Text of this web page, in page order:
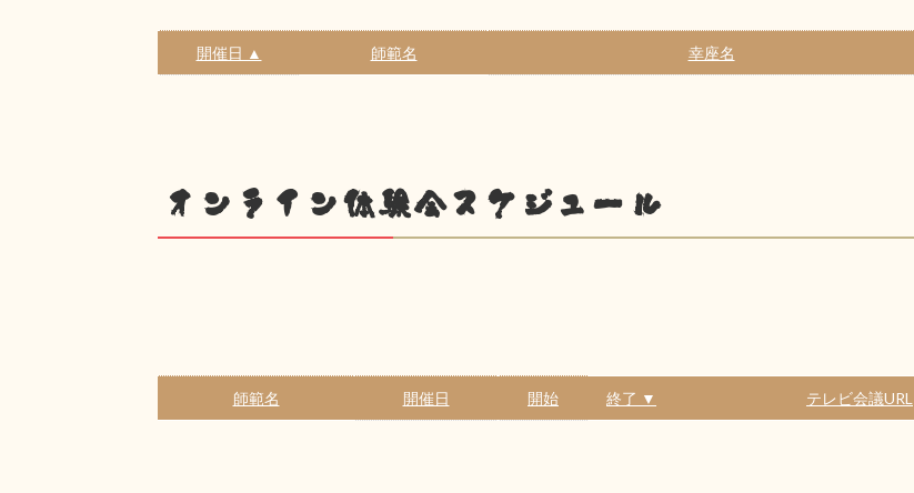
開催日 ▲ 師範名 幸座名
オンライン体験会スケジュール
師範名 開催日 開始 終了 ▼ テレビ会議URL